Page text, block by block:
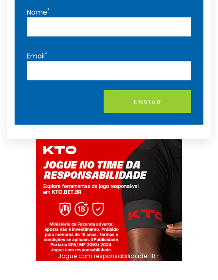
Nome*
Email*
ENVIAR
Jogue com responsabilidade. 18+